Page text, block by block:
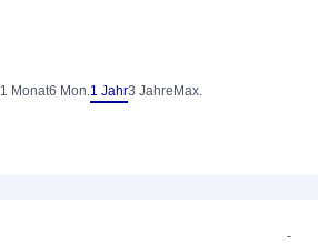
1 Monat6 Mon.1 Jahr3 Jahre Max.
-